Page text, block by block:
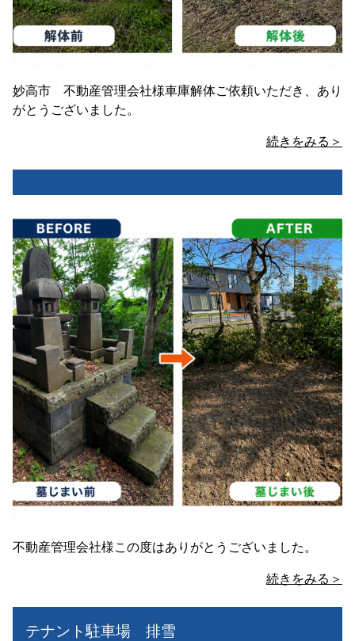
妙高市 不動産管理会社様車庫解体ご依頼いただき、あり
がとうございました。
続きをみる＞
不動産管理会社様この度はありがとうございました。
続きをみる＞
テナント駐車場 排雪